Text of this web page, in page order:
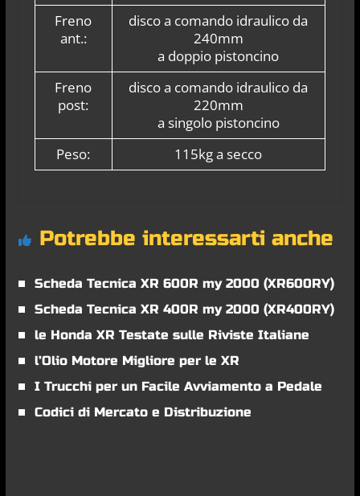
Freno
ant.:
disco a comando idraulico da
240mm
a doppio pistoncino
Freno
post:
disco a comando idraulico da
220mm
a singolo pistoncino
Peso:
115kg a secco
Potrebbe interessarti anche
Scheda Tecnica XR 600R my 2000 (XR600RY)
Scheda Tecnica XR 400R my 2000 (XR400RY)
le Honda XR Testate sulle Riviste Italiane
l’Olio Motore Migliore per le XR
I Trucchi per un Facile Avviamento a Pedale
Codici di Mercato e Distribuzione